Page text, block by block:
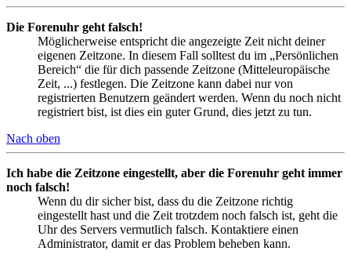
Die Forenuhr geht falsch!
Möglicherweise entspricht die angezeigte Zeit nicht deiner
eigenen Zeitzone. In diesem Fall solltest du im „Persönlichen
Bereich“ die für dich passende Zeitzone (Mitteleuropäische
Zeit, ...) festlegen. Die Zeitzone kann dabei nur von
registrierten Benutzern geändert werden. Wenn du noch nicht
registriert bist, ist dies ein guter Grund, dies jetzt zu tun.
Nach oben
Ich habe die Zeitzone eingestellt, aber die Forenuhr geht immer
noch falsch!
Wenn du dir sicher bist, dass du die Zeitzone richtig
eingestellt hast und die Zeit trotzdem noch falsch ist, geht die
Uhr des Servers vermutlich falsch. Kontaktiere einen
Administrator, damit er das Problem beheben kann.